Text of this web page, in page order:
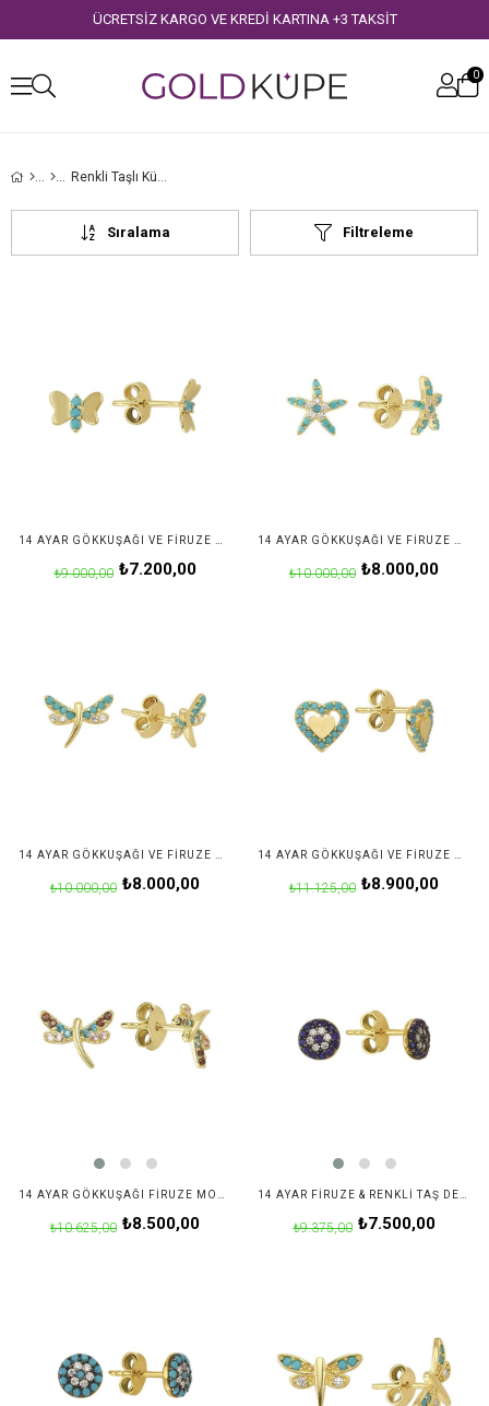
ÜCRETSİZ KARGO VE KREDİ KARTINA +3 TAKSİT
0
Renkli Taşlı Küpe
Filtreleme
Sıralama
₺7.200,00
₺9.000,00 ₺8.000,00
₺10.000,00
₺8.000,00
₺10.000,00 ₺8.900,00
₺11.125,00
₺8.500,00
₺10.625,00 ₺7.500,00
₺9.375,00